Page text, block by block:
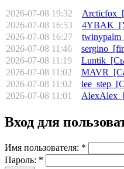
2026-07-08 19:32 Arcticfox
2026-07-08 16:53
4YBAK
2026-07-08 16:27
2026-07-08 11:46
sergino
2026-07-08 11:19
Luntik
2026-07-08 11:02
MAVR
2026-07-08 11:02
lee_step
2026-07-08 11:01
AlexAlex
Вход для
Имя пользователя: *
Пароль: *